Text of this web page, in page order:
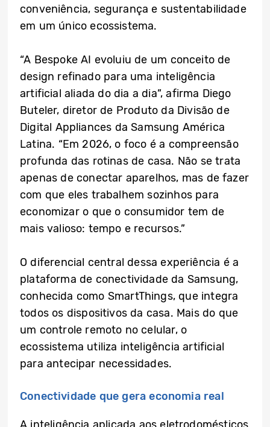
conveniência, segurança e sustentabilidade
em um único ecossistema.
“A Bespoke AI evoluiu de um conceito de
design refinado para uma inteligência
artificial aliada do dia a dia”, afirma Diego
Buteler, diretor de Produto da Divisão de
Digital Appliances da Samsung América
Latina. “Em 2026, o foco é a compreensão
profunda das rotinas de casa. Não se trata
apenas de conectar aparelhos, mas de fazer
com que eles trabalhem sozinhos para
economizar o que o consumidor tem de
mais valioso: tempo e recursos.”
O diferencial central dessa experiência é a
plataforma de conectividade da Samsung,
conhecida como SmartThings, que integra
todos os dispositivos da casa. Mais do que
um controle remoto no celular, o
ecossistema utiliza inteligência artificial
para antecipar necessidades.
Conectividade que gera economia real